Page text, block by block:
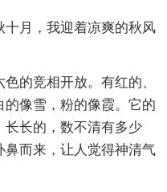
月，我迎着凉爽的秋风
的竞相开放。有红的、
像雪，粉的像霞。它的
长的，数不清有多少
鼻而来，让人觉得神清气